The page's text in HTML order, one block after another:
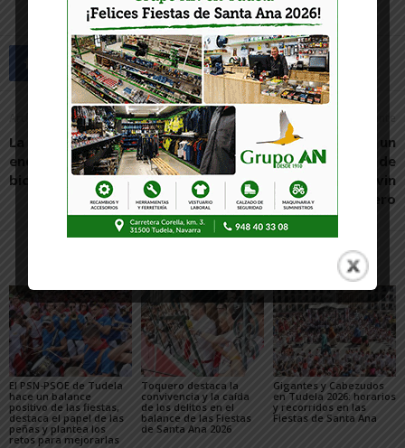
Artículo anterior
La Ribera, en el 5º
encuentro estatal de «En
bici sin edad» en Valencia
Artículo siguiente
Tarjeta roja a VOX: por un
deporte libre de
LGTBIfobia, por Kevin
Lucero
El PSN-PSOE de Tudela
hace un balance
positivo de las fiestas,
destaca el papel de las
peñas y plantea los
retos para mejorarlas
Toquero destaca la
convivencia y la caída
de los delitos en el
balance de las Fiestas
de Santa Ana 2026
Gigantes y Cabezudos
en Tudela 2026: horarios
y recorridos en las
Fiestas de Santa Ana